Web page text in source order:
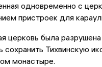
одновременно с
пристроек для
церковь была
сохранить Тихвинскую
монастыре.